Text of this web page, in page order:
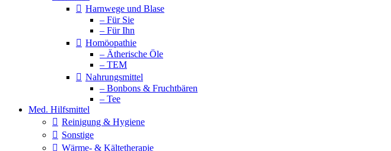
Harnwege und Blase
– Für Sie
– Für Ihn
Homöopathie
– Ätherische Öle
– TEM
Nahrungsmittel
– Bonbons & Fruchtbären
– Tee
Med. Hilfsmittel
Reinigung & Hygiene
Sonstige
Wärme- & Kältetherapie